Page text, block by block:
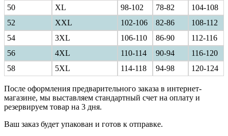
50
XL 98-102 78-82
104-108
52
XXL 102-106 82-86
108-112
54
3XL 106-110 86-90
112-116
56
4XL 110-114 90-94
116-120
58
5XL 114-118 94-98 120-124
После оформления предварительного заказа в интернет-
магазине, мы выставляем стандартный счет на оплату и
резервируем товар на 3 дня.
Ваш заказ будет упакован и готов к отправке.